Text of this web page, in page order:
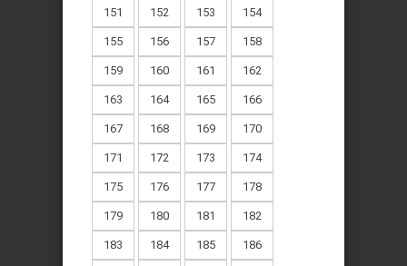
151 152 153 154
155 156 157 158
159 160 161 162
163 164 165 166
167 168 169 170
171 172 173 174
175 176 177 178
179 180 181 182
183 184 185 186